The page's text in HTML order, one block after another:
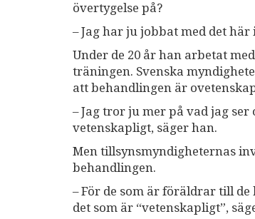
övertygelse på?
– Jag har ju jobbat med det
Under de 20 år han arbetat
träningen. Svenska
att behandlingen är
– Jag tror ju mer på vad jag
vetenskapligt, säger han.
Men tillsynsmyndigheternas
behandlingen.
– För de som är föräldrar till
det som är “vetenskapligt”,